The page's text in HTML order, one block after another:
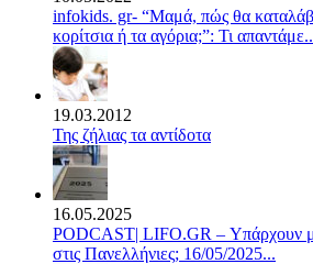
infokids. gr- “Μαμά, πώς θα
κορίτσια ή τα αγόρια;”: Τι
19.03.2012
Της ζήλιας τα αντίδοτα
16.05.2025
PODCAST| LIFO.GR – Υπάρχουν
στις Πανελλήνιες; 16/05/2025...